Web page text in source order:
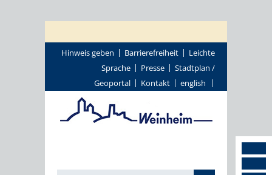
Hinweis geben Barrierefreiheit
Leichte
Sprache
Presse
Stadtplan /
Geoportal
Kontakt english